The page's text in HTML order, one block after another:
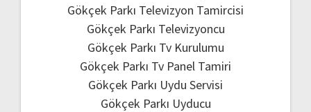
Gökçek Parkı Televizyon Tamircisi
Gökçek Parkı Televizyoncu
Gökçek Parkı Tv Kurulumu
Gökçek Parkı Tv Panel Tamiri
Gökçek Parkı Uydu Servisi
Gökçek Parkı Uyducu